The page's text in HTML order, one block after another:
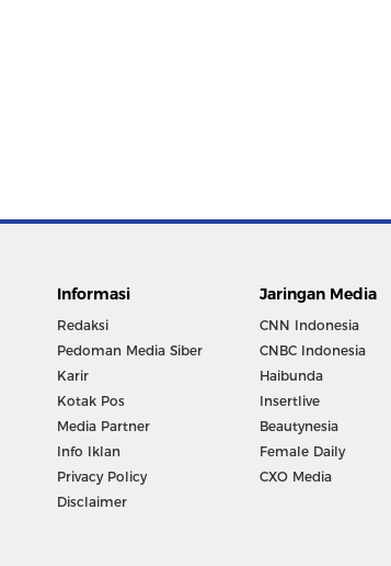
Informasi
Redaksi
Pedoman Media Siber
Karir
Kotak Pos
Media Partner
Info Iklan
Privacy Policy
Disclaimer
Jaringan Media
CNN Indonesia
CNBC Indonesia
Haibunda
Insertlive
Beautynesia
Female Daily
CXO Media